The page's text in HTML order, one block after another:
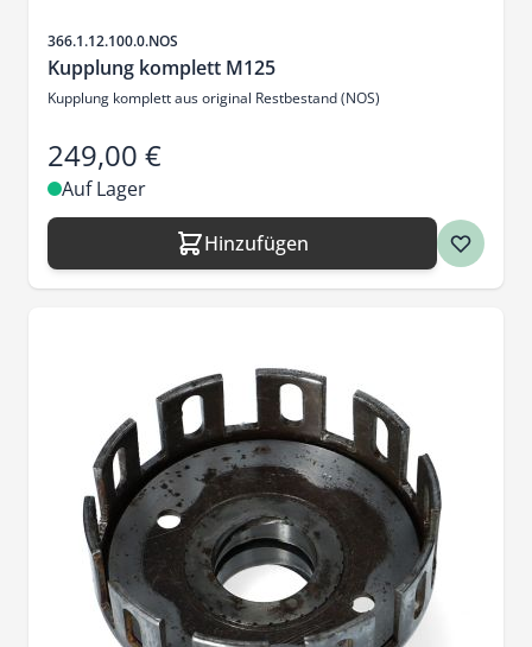
Artikelnr.
366.1.12.100.0.NOS
Kupplung komplett M125
Kupplung komplett aus original Restbestand (NOS)
249,00 €
Auf Lager
Hinzufügen